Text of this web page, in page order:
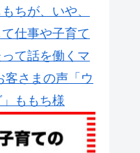
ちが、いや、
仕事や子育て
て話を働くマ
客さまの声「ウ
ももち様